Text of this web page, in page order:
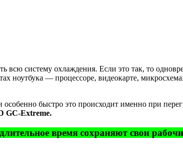
всю систему охлаждения. Если это так, то
ноутбука — процессоре, видеокарте,
быстро это происходит именно при
GC-Extreme.
время сохраняют свои